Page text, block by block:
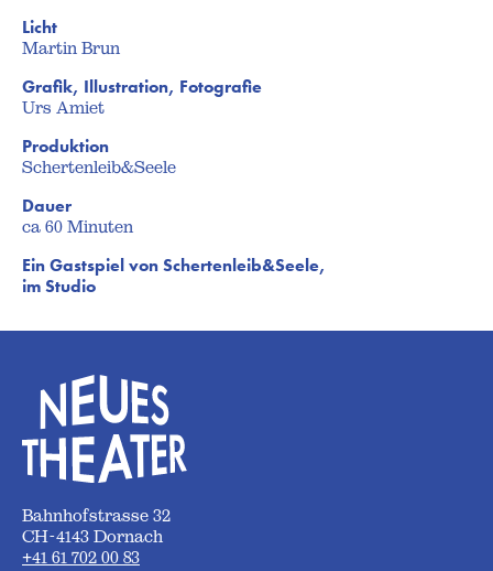
Licht
Martin Brun
Grafik, Illustration, Fotografie
Urs Amiet
Produktion
Schertenleib&Seele
Dauer
ca 60 Minuten
Ein Gastspiel von Schertenleib&Seele,
im Studio
Bahnhofstrasse 32
CH-4143 Dornach
+41 61 702 00 83